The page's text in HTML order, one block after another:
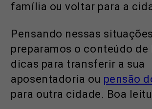
família ou voltar para a
Pensando nessas
preparamos o conteúdo de
dicas para transferir a sua
aposentadoria ou pensão
para outra cidade. Boa